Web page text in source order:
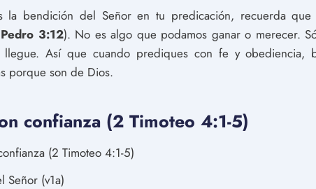
la bendición del Señor en tu predicación, recuerda
3:12). No es algo que podamos ganar o merecer.
llegue. Así que cuando prediques con fe y obediencia,
porque son de Dios.
confianza (2 Timoteo 4:1-5)
(2 Timoteo 4:1-5)
Señor (v1a)